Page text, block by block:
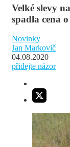
Velké slevy
spadla cena
Novinky
Jan Markovič
04.08.2020
přidejte názor